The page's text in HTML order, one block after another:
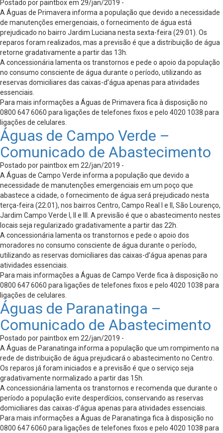
Postado por paintbox em 29/jan/2019 -
A Águas de Primavera informa a população que devido a necessidade
de manutenções emergenciais, o fornecimento de água está
prejudicado no bairro Jardim Luciana nesta sexta-feira (29.01). Os
reparos foram realizados, mas a previsão é que a distribuição de água
retorne gradativamente a partir das 13h.
A concessionária lamenta os transtornos e pede o apoio da população
no consumo consciente de água durante o período, utilizando as
reservas domiciliares das caixas-d’água apenas para atividades
essenciais.
Para mais informações a Águas de Primavera fica à disposição no
0800 647 6060 para ligações de telefones fixos e pelo 4020 1038 para
ligações de celulares.
Águas de Campo Verde –
Comunicado de Abastecimento
Postado por paintbox em 22/jan/2019 -
A Águas de Campo Verde informa a população que devido a
necessidade de manutenções emergenciais em um poço que
abastece a cidade, o fornecimento de água será prejudicado nesta
terça-feira (22.01), nos bairros Centro, Campo Real I e II, São Lourenço,
Jardim Campo Verde I, II e III. A previsão é que o abastecimento nestes
locais seja regularizado gradativamente a partir das 22h.
A concessionária lamenta os transtornos e pede o apoio dos
moradores no consumo consciente de água durante o período,
utilizando as reservas domiciliares das caixas-d’água apenas para
atividades essenciais.
Para mais informações a Águas de Campo Verde fica à disposição no
0800 647 6060 para ligações de telefones fixos e pelo 4020 1038 para
ligações de celulares.
Águas de Paranatinga –
Comunicado de Abastecimento
Postado por paintbox em 22/jan/2019 -
A Águas de Paranatinga informa a população que um rompimento na
rede de distribuição de água prejudicará o abastecimento no Centro.
Os reparos já foram iniciados e a previsão é que o serviço seja
gradativamente normalizado a partir das 15h.
A concessionária lamenta os transtornos e recomenda que durante o
período a população evite desperdícios, conservando as reservas
domiciliares das caixas-d’água apenas para atividades essenciais.
Para mais informações a Águas de Paranatinga fica à disposição no
0800 647 6060 para ligações de telefones fixos e pelo 4020 1038 para